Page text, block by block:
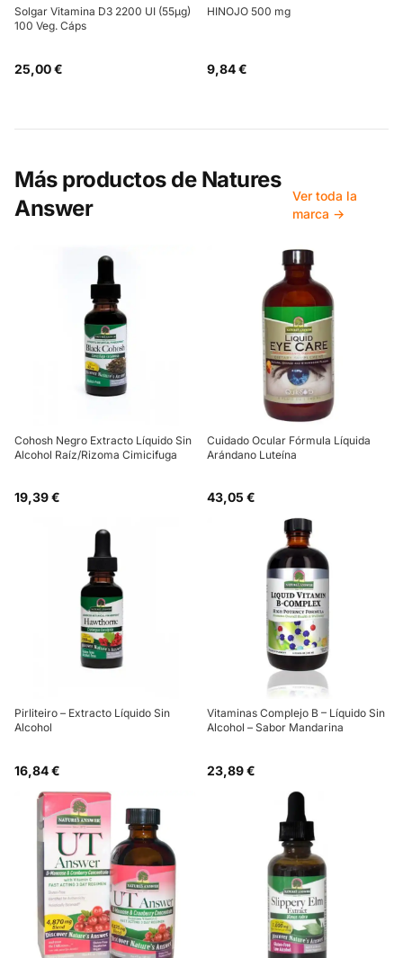
Solgar Vitamina D3 2200 UI (55µg)
100 Veg. Cáps
25,00 €
HINOJO 500 mg
9,84 €
Más productos de Natures
Answer
Ver toda la
marca →
Cohosh Negro Extracto Líquido Sin
Alcohol Raíz/Rizoma Cimicifuga
19,39 €
Cuidado Ocular Fórmula Líquida
Arándano Luteína
43,05 €
Pirliteiro – Extracto Líquido Sin
Alcohol
16,84 €
Vitaminas Complejo B – Líquido Sin
Alcohol – Sabor Mandarina
23,89 €